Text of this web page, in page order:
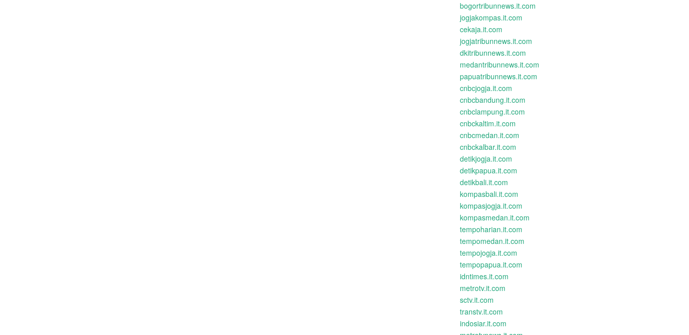
bogortribunnews.it.com
jogjakompas.it.com
cekaja.it.com
jogjatribunnews.it.com
dkitribunnews.it.com
medantribunnews.it.com
papuatribunnews.it.com
cnbcjogja.it.com
cnbcbandung.it.com
cnbclampung.it.com
cnbckaltim.it.com
cnbcmedan.it.com
cnbckalbar.it.com
detikjogja.it.com
detikpapua.it.com
detikbali.it.com
kompasbali.it.com
kompasjogja.it.com
kompasmedan.it.com
tempoharian.it.com
tempomedan.it.com
tempojogja.it.com
tempopapua.it.com
idntimes.it.com
metrotv.it.com
sctv.it.com
transtv.it.com
indosiar.it.com